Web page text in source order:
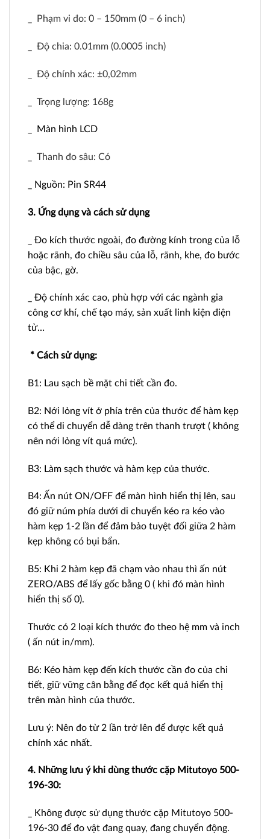
_ Phạm vi đo: 0 – 150mm (0 – 6 inch)
_ Độ chia: 0.01mm (0.0005 inch)
_ Độ chính xác: ±0,02mm
_ Trọng lượng: 168g
_ Màn hình LCD
_ Thanh đo sâu: Có
Nguồn: Pin SR44
3. Ứng dụng và cách sử dụng
_ Đo kích thước ngoài, đo đường kính trong của lỗ
hoặc rãnh, đo chiều sâu của lỗ, rãnh, khe, đo bước
của bậc, gờ.
Độ chính xác cao, phù hợp với các ngành gia
công cơ khí, chế tạo máy, sản xuất linh kiện điện
tử…
* Cách sử dụng:
B1: Lau sạch bề mặt chi tiết cần đo.
B2: Nới lỏng vít ở phía trên của thước để hàm kẹp
có thể di chuyển dễ dàng trên thanh trượt ( không
nên nới lỏng vít quá mức).
B3: Làm sạch thước và hàm kẹp của thước.
B4: Ấn nút ON/OFF để màn hình hiển thị lên, sau
đó giữ núm phía dưới di chuyển kéo ra kéo vào
hàm kẹp 1-2 lần để đảm bảo tuyệt đối giữa 2 hàm
kẹp không có bụi bẩn.
B5: Khi 2 hàm kẹp đã chạm vào nhau thì ấn nút
ZERO/ABS để lấy gốc bằng 0 ( khi đó màn hình
hiển thị số 0).
Thước có 2 loại kích thước đo theo hệ mm và inch
( ấn nút in/mm).
B6: Kéo hàm kẹp đến kích thước cần đo của chi
tiết, giữ vững cân bằng để đọc kết quả hiển thị
trên màn hình của thước.
Lưu ý: Nên đo từ 2 lần trở lên để được kết quả
chính xác nhất.
4. Những lưu ý khi dùng thước cặp Mitutoyo 500-
196-30:
_ Không được sử dụng thước cặp Mitutoyo 500-
196-30 để đo vật đang quay, đang chuyển động.